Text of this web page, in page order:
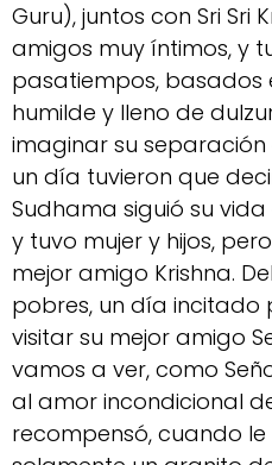
Guru), juntos con Sri Sri
amigos muy íntimos, y
pasatiempos, basados
humilde y lleno de
imaginar su separación
un día tuvieron que
Sudhama siguió su
y tuvo mujer y hijos,
mejor amigo Krishna.
pobres, un día incitado
visitar su mejor amigo
vamos a ver, como
al amor incondicional
recompensó, cuando